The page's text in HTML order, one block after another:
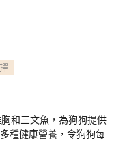
和三文魚，為狗狗提供
種健康營養，令狗狗每